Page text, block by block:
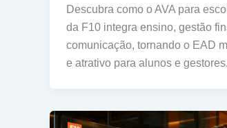
Descubra como o AVA para
da F10 integra ensino, gestão
comunicação, tornando o EAD
e atrativo para alunos e gestores.